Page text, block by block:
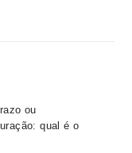
ou
qual é o